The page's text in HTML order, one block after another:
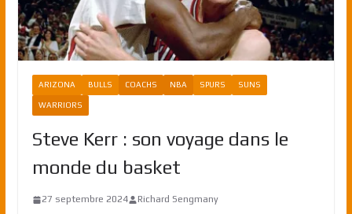
ARIZONA BULLS COACHS NBA SPURS SUNS
WARRIORS
Steve Kerr : son voyage dans le
monde du basket
27 septembre 2024 Richard Sengmany